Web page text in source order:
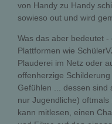
von Handy zu Handy
sowieso out und wird
Was das aber bedeutet -
Plattformen wie
Plauderei im Netz oder
offenherzige
Gefühlen ... dessen sind
nur Jugendliche)
kann mitlesen, einen